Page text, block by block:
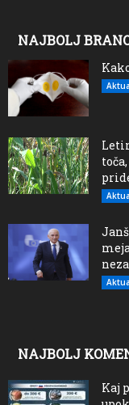
NAJBOLJ
NAJBOLJ
Kaj